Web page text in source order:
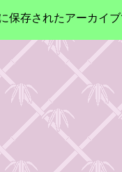
保存されたアーカイ